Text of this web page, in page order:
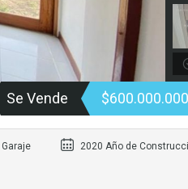
Se Vende $600.000.000
Garaje 2020 Año de